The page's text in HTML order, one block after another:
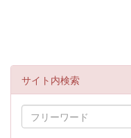
サイト内検索